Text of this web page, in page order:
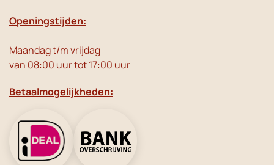
Openingstijden:
Maandag t/m vrijdag
van 08:00 uur tot 17:00 uur
Betaalmogelijkheden: